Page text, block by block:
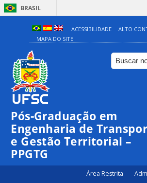
BRASIL
ACESSIBILIDADE
ALTO
MAPA DO SITE
Pós-Graduação em
Engenharia de
e Gestão Territorial –
PPGTG
Área Restrita